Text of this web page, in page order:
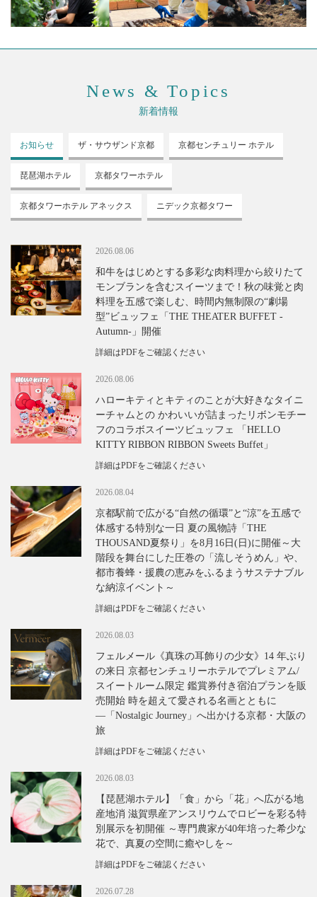
News & Topics
新着情報
お知らせ ザ・サウザンド京都 京都センチュリー ホテル
琵琶湖ホテル 京都タワーホテル
京都タワーホテル アネックス ニデック京都タワー
2026.08.06
和牛をはじめとする多彩な肉料理から絞りたて
モンブランを含むスイーツまで！秋の味覚と肉
料理を五感で楽しむ、時間内無制限の“劇場
型”ビュッフェ「THE THEATER BUFFET -
Autumn-」開催
詳細はPDFをご確認ください
2026.08.06
ハローキティとキティのことが大好きなタイニ
ーチャムとの かわいいが詰まったリボンモチー
フのコラボスイーツビュッフェ 「HELLO
KITTY RIBBON RIBBON Sweets Buffet」
詳細はPDFをご確認ください
2026.08.04
京都駅前で広がる“自然の循環”と“涼”を五感で
体感する特別な一日 夏の風物詩「THE
THOUSAND夏祭り」を8月16日(日)に開催～大
階段を舞台にした圧巻の「流しそうめん」や、
都市養蜂・援農の恵みをふるまうサステナブル
な納涼イベント～
詳細はPDFをご確認ください
2026.08.03
フェルメール《真珠の耳飾りの少女》14 年ぶり
の来日 京都センチュリーホテルでプレミアム/
スイートルーム限定 鑑賞券付き宿泊プランを販
売開始 時を超えて愛される名画とともに
―「Nostalgic Journey」へ出かける京都・大阪の
旅
詳細はPDFをご確認ください
2026.08.03
【琵琶湖ホテル】「食」から「花」へ広がる地
産地消 滋賀県産アンスリウムでロビーを彩る特
別展示を初開催 ～専門農家が40年培った希少な
花で、真夏の空間に癒やしを～
詳細はPDFをご確認ください
2026.07.28